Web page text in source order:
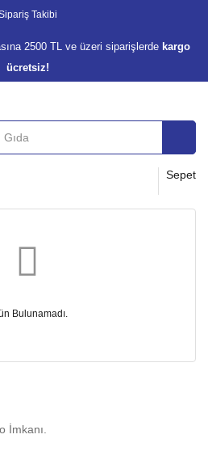
2500 TL ve üzeri siparişlerde kargo
ücretsiz!
Takibi
Sepet
Bulunamadı.
İmkanı.